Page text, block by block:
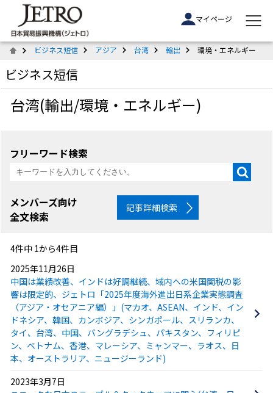
マイページ
ビジネス短信 アジア 台湾 輸出 環境・エネルギー
ビジネス短信
台湾(輸出/環境・エネルギー)
フリーワード検索
メンバーズ向け
全文検索
記事詳細検索
4件中 1から4件目
2025年11月26日
中国は業績改善、インドは好調継続、域内への米国関税の影
響は限定的、ジェトロ「2025年度海外進出日系企業実態調査
（アジア・オセアニア編）」(マカオ、ASEAN、インド、イン
ドネシア、韓国、カンボジア、シンガポール、スリランカ、
タイ、台湾、中国、バングラデシュ、パキスタン、フィリピ
ン、ベトナム、香港、マレーシア、ミャンマー、ラオス、日
本、オーストラリア、ニュージーランド)
2023年3月7日